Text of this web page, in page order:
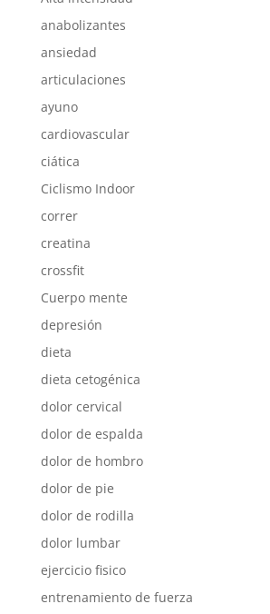
anabolizantes
ansiedad
articulaciones
ayuno
cardiovascular
ciática
Ciclismo Indoor
correr
creatina
crossfit
Cuerpo mente
depresión
dieta
dieta cetogénica
dolor cervical
dolor de espalda
dolor de hombro
dolor de pie
dolor de rodilla
dolor lumbar
ejercicio fisico
entrenamiento de fuerza